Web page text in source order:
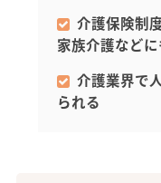
介護保険制
家族介護など
介護業界で
られる